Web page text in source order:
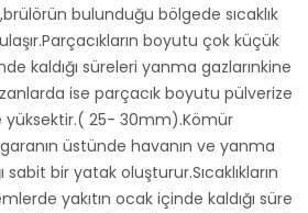
bulunduğu bölgede sıcaklık
boyutu çok küçük
kaldığı süreleri yanma gazlarınkine
ise parçacık boyutu pülverize
yüksektir.( 25- 30mm).Kömür
üstünde havanın ve yanma
sabit bir yatak oluşturur.Sıcaklıkların
yakıtın ocak içinde kaldığı süre